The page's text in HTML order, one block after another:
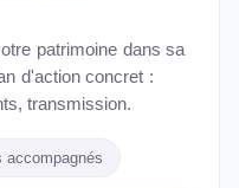
patrimoine dans sa
d'action concret :
transmission.
accompagnés